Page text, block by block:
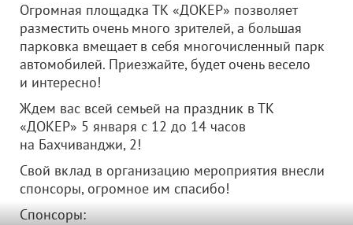
Огромная площадка ТК «ДОКЕР» позволяет
разместить очень много зрителей, а большая
парковка вмещает в себя многочисленный парк
автомобилей. Приезжайте, будет очень весело
и интересно!
Ждем вас всей семьей на праздник в ТК
«ДОКЕР» 5 января с 12 до 14 часов
на Бахчиванджи, 2!
Свой вклад в организацию мероприятия внесли
спонсоры, огромное им спасибо!
Спонсоры: